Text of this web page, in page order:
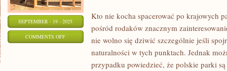
SEPTEMBER - 19 - 2025
COMMENTS OFFON
Kto nie kocha spacerować po krajowych
pośród rodaków znacznym
nie wolno się dziwić szczególnie jeśli
naturalności w tych punktach. Jednak
przypadku powiedzieć, że polskie parki